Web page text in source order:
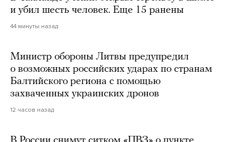
и убил шесть человек. Еще 15 ранены
44 минуты назад
Министр обороны Литвы предупредил
о возможных российских ударах по странам
Балтийского региона с помощью
захваченных украинских дронов
12 часов назад